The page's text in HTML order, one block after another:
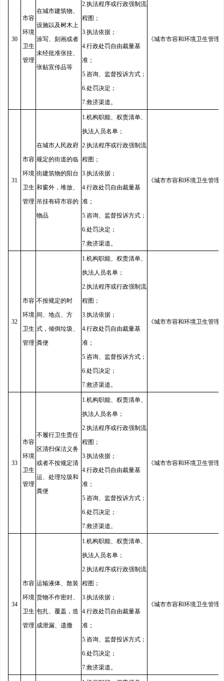
30
市容
环境
卫生
管理
在城市建筑物、
设施以及树木上
涂写、刻画或者
未经批准张挂、
张贴宣传品等
2.执法程序或行政强制流
程图；
3.执法依据；
4.行政处罚自由裁量基
准；
5.咨询、监督投诉方式；
6.处罚决定；
7.救济渠道。
《城市市容和环境卫生管理
31
市容
环境
卫生
管理
在城市人民政府
规定的街道的临
街建筑物的阳台
和窗外，堆放、
吊挂有碍市容的
物品
1.机构职能、权责清单、
执法人员名单；
2.执法程序或行政强制流
程图；
3.执法依据；
4.行政处罚自由裁量基
准；
5.咨询、监督投诉方式；
6.处罚决定；
7.救济渠道。
《城市市容和环境卫生管理
32
市容
环境
卫生
管理
不按规定的时
间、地点、方
式，倾倒垃圾、
粪便
1.机构职能、权责清单、
执法人员名单；
2.执法程序或行政强制流
程图；
3.执法依据；
4.行政处罚自由裁量基
准；
5.咨询、监督投诉方式；
6.处罚决定；
7.救济渠道。
《城市市容和环境卫生管理
33
市容
环境
卫生
管理
不履行卫生责任
区清扫保洁义务
或者不按规定清
运、处理垃圾和
粪便
1.机构职能、权责清单、
执法人员名单；
2.执法程序或行政强制流
程图；
3.执法依据；
4.行政处罚自由裁量基
准；
5.咨询、监督投诉方式；
6.处罚决定；
7.救济渠道。
《城市市容和环境卫生管理
34
市容
环境
卫生
管理
运输液体、散装
货物不作密封、
包扎、覆盖，造
成泄漏、遗撒
1.机构职能、权责清单、
执法人员名单；
2.执法程序或行政强制流
程图；
3.执法依据；
4.行政处罚自由裁量基
准；
5.咨询、监督投诉方式；
6.处罚决定；
7.救济渠道。
《城市市容和环境卫生管理